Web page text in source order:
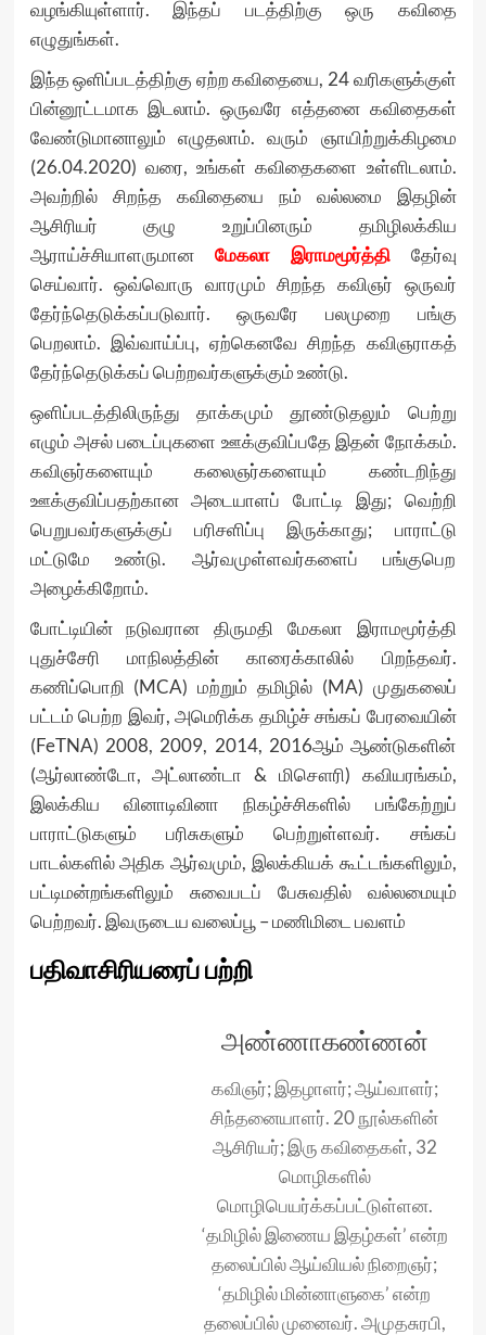
வழங்கியுள்ளார். இந்தப் படத்திற்கு ஒரு கவிதை
எழுதுங்கள்.
இந்த ஒளிப்படத்திற்கு ஏற்ற கவிதையை, 24 வரிகளுக்குள்
பின்னூட்டமாக இடலாம். ஒருவரே எத்தனை கவிதைகள்
வேண்டுமானாலும் எழுதலாம். வரும் ஞாயிற்றுக்கிழமை
(26.04.2020) வரை, உங்கள் கவிதைகளை உள்ளிடலாம்.
அவற்றில் சிறந்த கவிதையை நம் வல்லமை இதழின்
ஆசிரியர் குழு உறுப்பினரும் தமிழிலக்கிய
ஆராய்ச்சியாளருமானமேகலா இராமமூர்த்திதேர்வு
செய்வார். ஒவ்வொரு வாரமும் சிறந்த கவிஞர் ஒருவர்
தேர்ந்தெடுக்கப்படுவார். ஒருவரே பலமுறை பங்கு
பெறலாம். இவ்வாய்ப்பு, ஏற்கெனவே சிறந்த கவிஞராகத்
தேர்ந்தெடுக்கப் பெற்றவர்களுக்கும் உண்டு.
ஒளிப்படத்திலிருந்து தாக்கமும் தூண்டுதலும் பெற்று
எழும் அசல் படைப்புகளை ஊக்குவிப்பதே இதன் நோக்கம்.
கவிஞர்களையும் கலைஞர்களையும் கண்டறிந்து
ஊக்குவிப்பதற்கான அடையாளப் போட்டி இது; வெற்றி
பெறுபவர்களுக்குப் பரிசளிப்பு இருக்காது; பாராட்டு
மட்டுமே உண்டு. ஆர்வமுள்ளவர்களைப் பங்குபெற
அழைக்கிறோம்.
போட்டியின் நடுவரான திருமதி மேகலா இராமமூர்த்தி
புதுச்சேரி மாநிலத்தின் காரைக்காலில் பிறந்தவர்.
கணிப்பொறி (MCA) மற்றும் தமிழில் (MA) முதுகலைப்
பட்டம் பெற்ற இவர், அமெரிக்க தமிழ்ச் சங்கப் பேரவையின்
(FeTNA) 2008, 2009, 2014, 2016ஆம் ஆண்டுகளின்
(ஆர்லாண்டோ, அட்லாண்டா & மிசௌரி) கவியரங்கம்,
இலக்கிய வினாடிவினா நிகழ்ச்சிகளில் பங்கேற்றுப்
பாராட்டுகளும் பரிசுகளும் பெற்றுள்ளவர். சங்கப்
பாடல்களில் அதிக ஆர்வமும், இலக்கியக் கூட்டங்களிலும்,
பட்டிமன்றங்களிலும் சுவைபடப் பேசுவதில் வல்லமையும்
பெற்றவர். இவருடைய வலைப்பூ – மணிமிடை பவளம்
பதிவாசிரியரைப் பற்றி
அண்ணாகண்ணன்
கவிஞர்; இதழாளர்; ஆய்வாளர்;
சிந்தனையாளர். 20 நூல்களின்
ஆசிரியர்; இரு கவிதைகள், 32
மொழிகளில்
மொழிபெயர்க்கப்பட்டுள்ளன.
‘தமிழில் இணைய இதழ்கள்’ என்ற
தலைப்பில் ஆய்வியல் நிறைஞர்;
‘தமிழில் மின்னாளுகை’ என்ற
தலைப்பில் முனைவர். அமுதசுரபி,